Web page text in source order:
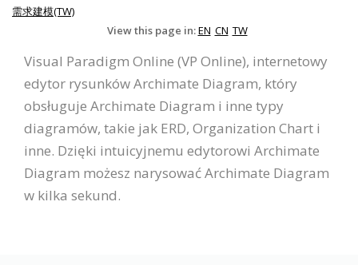
需求建模(TW)
View this page in:EN CN TW
Visual Paradigm Online (VP Online), internetowy
edytor rysunków Archimate Diagram, który
obsługuje Archimate Diagram i inne typy
diagramów, takie jak ERD, Organization Chart i
inne. Dzięki intuicyjnemu edytorowi Archimate
Diagram możesz narysować Archimate Diagram
w kilka sekund.